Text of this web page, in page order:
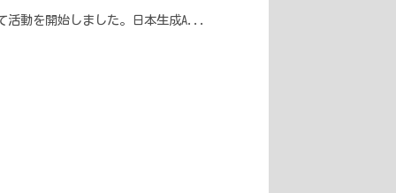
活動を開始しました。日本生成A...